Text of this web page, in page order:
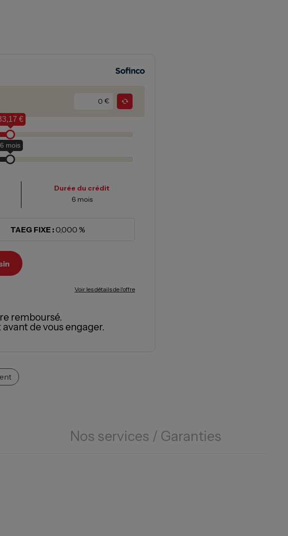
€
€
6 mois
Durée du crédit
6 mois
TAEG FIXE :0,000 %
Voir les détails de l'offre
remboursé.
de vous engager.
Nos services / Garanties